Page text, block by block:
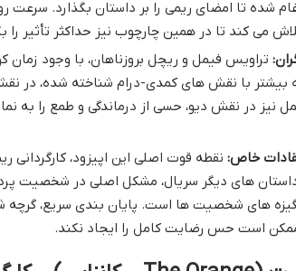
می کند تا در همین چارچوب نیز حداکثر تأثیر را
تراویس فیمل و ریچل بروزناهان، با وجود زمان
بیشتر با نقش های کمدی-درام شناخته شده،
نیز در نقش دیو، حسی از درماندگی و طمع را به
خاص: نقطه قوت اصلی این اپیزود، کارگردانی
داستان های دیگر سریال، مشکل اصلی در شخصیت
های شخصیت ها است. پایان بندی سریع، گرچه
است حس رضایت کامل را ایجاد نکند.